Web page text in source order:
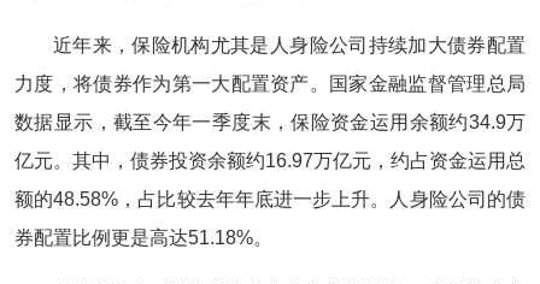
近年来，保险机构尤其是人身险公司持续加大债券配置
力度，将债券作为第一大配置资产。国家金融监督管理总局
数据显示，截至今年一季度末，保险资金运用余额约34.9万
亿元。其中，债券投资余额约16.97万亿元，约占资金运用总
额的48.58%，占比较去年年底进一步上升。人身险公司的债
券配置比例更是高达51.18%。